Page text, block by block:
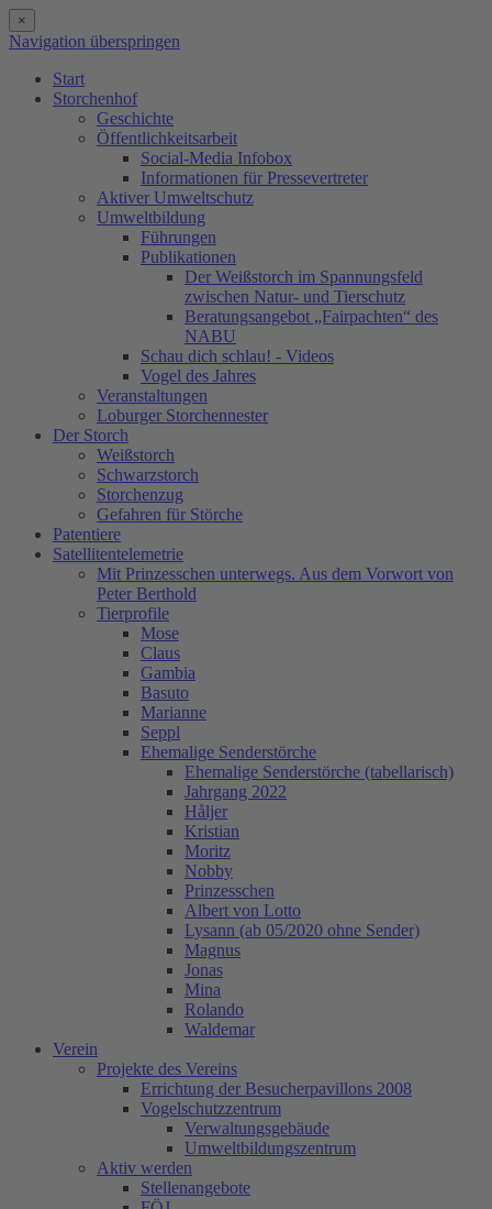
×
Navigation überspringen
Start
Storchenhof
Geschichte
Öffentlichkeitsarbeit
Social-Media Infobox
Informationen für Pressevertreter
Aktiver Umweltschutz
Umweltbildung
Führungen
Publikationen
Der Weißstorch im Spannungsfeld
zwischen Natur- und Tierschutz
Beratungsangebot „Fairpachten“ des
NABU
Schau dich schlau! - Videos
Vogel des Jahres
Veranstaltungen
Loburger Storchennester
Der Storch
Weißstorch
Schwarzstorch
Storchenzug
Gefahren für Störche
Patentiere
Satellitentelemetrie
Mit Prinzesschen unterwegs. Aus dem Vorwort von
Peter Berthold
Tierprofile
Mose
Claus
Gambia
Basuto
Marianne
Seppl
Ehemalige Senderstörche
Ehemalige Senderstörche (tabellarisch)
Jahrgang 2022
Håljer
Kristian
Moritz
Nobby
Prinzesschen
Albert von Lotto
Lysann (ab 05/2020 ohne Sender)
Magnus
Jonas
Mina
Rolando
Waldemar
Verein
Projekte des Vereins
Errichtung der Besucherpavillons 2008
Vogelschutzzentrum
Verwaltungsgebäude
Umweltbildungszentrum
Aktiv werden
Stellenangebote